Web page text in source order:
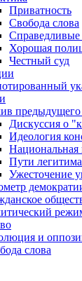
Приватность
Свобода слова
Хорошая
Честный суд
предыдущего
Дискуссия о
Идеология
Национальная
Пути
Ужесточение
и
слова